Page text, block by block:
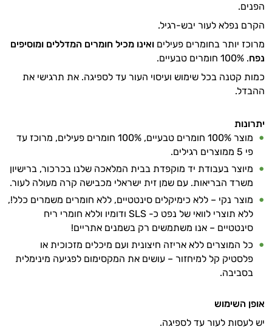
הפנים.
הקרם נפלא לעור יבש-רגיל.
מרוכז יותר בחומרים פעילים ואינו מכיל חומרים המדללים ומוסיפים
נפח. 100% חומרים טבעיים.
כמות קטנה בכל שימוש ועיסוי העור עד לספיגה. את תרגישי את
ההבדל.
יתרונות
מוצר 100% חומרים טבעיים, 100% חומרים פעילים, מרוכז עד
פי 5 ממוצרים רגילים.
מיוצר בעבודת יד מוקפדת בבית המלאכה שלנו בכרכור, ברישיון
משרד הבריאות. עם שמן זית ישראלי מכבישה קרה מעולה לעור.
מוצר נקי – ללא כימיקלים סינטטיים, ללא חומרים משמרים כלל!,
ללא תוצרי לוואי של נפט כ- SLS ודומיו וללא חומרי ריח
סינטטיים – אנו משתמשים רק בשמנים אתריים!
כל המוצרים ללא אריזה חיצונית ועם מיכלים מזכוכית או
פלסטיק קל למיחזור – עושים את המקסימום לפגיעה מינימלית
בסביבה.
אופן השימוש
יש לעסות לעור עד לספיגה.